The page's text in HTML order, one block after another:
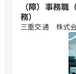
（障）事務
務）
三重交通 株式